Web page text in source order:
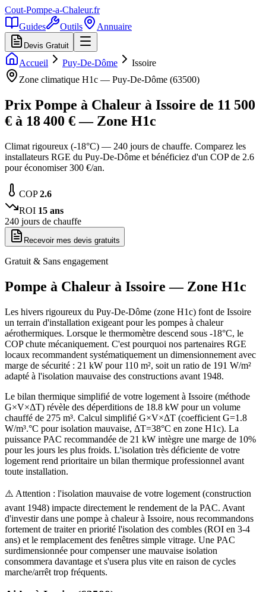
Cout-Pompe-a-Chaleur.fr
Guides
Outils Annuaire
Devis Gratuit
Accueil Puy-De-Dôme
Issoire
Zone climatique H1c — Puy-De-Dôme (63500)
Prix Pompe à Chaleur à Issoire de 11 500
€ à 18 400 € — Zone H1c
Climat rigoureux (-18°C) — 240 jours de chauffe. Comparez les
installateurs RGE du Puy-De-Dôme et bénéficiez d'un COP de 2.6
pour économiser 300 €/an.
COP2.6
ROI 15 ans
240 jours de chauffe
Recevoir mes devis gratuits
Gratuit & Sans engagement
Pompe à Chaleur à Issoire — Zone H1c
Les hivers rigoureux du Puy-De-Dôme (zone H1c) font de Issoire
un terrain d'installation exigeant pour les pompes à chaleur
aérothermiques. Lorsque le thermomètre descend sous -18°C, le
COP chute mécaniquement. C'est pourquoi nos partenaires RGE
locaux recommandent systématiquement un dimensionnement avec
marge de sécurité : 21 kW pour 110 m², soit un ratio de 191 W/m²
adapté à l'isolation mauvaise des constructions avant 1948.
Le bilan thermique simplifié de votre logement à Issoire (méthode
G×V×ΔT) révèle des déperditions de 18.8 kW pour un volume
chauffé de 275 m³. Calcul simplifié G×V×ΔT (coefficient G=1.8
W/m³.°C pour isolation mauvaise, ΔT=38°C en zone H1c). La
puissance PAC recommandée de 21 kW intègre une marge de 10%
pour les jours les plus froids. L'isolation très déficiente de votre
logement rend prioritaire un bilan thermique professionnel avant
toute installation.
⚠️ Attention : l'isolation mauvaise de votre logement (construction
avant 1948) impacte directement le rendement de la PAC. Avant
d'investir dans une pompe à chaleur à Issoire, nous recommandons
fortement de traiter en priorité l'isolation des combles (ROI en 3-4
ans) et le remplacement des fenêtres simple vitrage. Une PAC
surdimensionnée pour compenser une mauvaise isolation
consommera davantage et s'usera plus vite en raison de cycles
marche/arrêt trop fréquents.